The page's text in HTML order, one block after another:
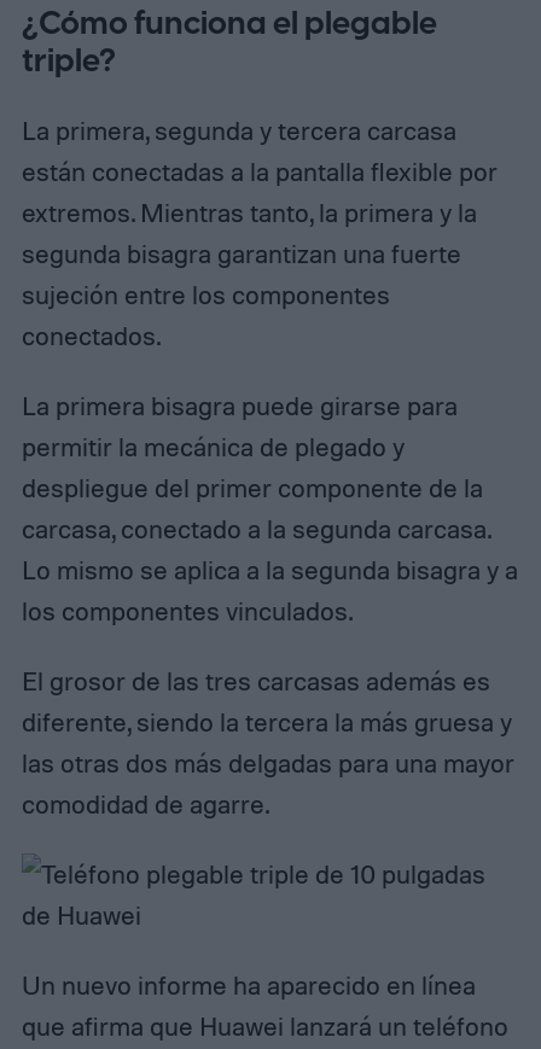
¿Cómo funciona el plegable
triple?
La primera, segunda y tercera carcasa
están conectadas a la pantalla flexible por
extremos. Mientras tanto, la primera y la
segunda bisagra garantizan una fuerte
sujeción entre los componentes
conectados.
La primera bisagra puede girarse para
permitir la mecánica de plegado y
despliegue del primer componente de la
carcasa, conectado a la segunda carcasa.
Lo mismo se aplica a la segunda bisagra y a
los componentes vinculados.
El grosor de las tres carcasas además es
diferente, siendo la tercera la más gruesa y
las otras dos más delgadas para una mayor
comodidad de agarre.
Un nuevo informe ha aparecido en línea
que afirma que Huawei lanzará un teléfono